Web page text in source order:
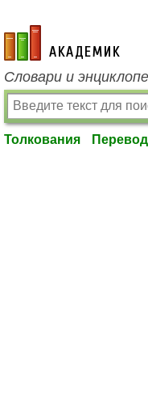
academic.ru
Словари и
Толкования